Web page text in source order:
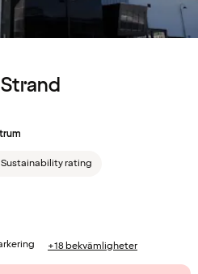
Sustainability rating
+18 bekvämligheter